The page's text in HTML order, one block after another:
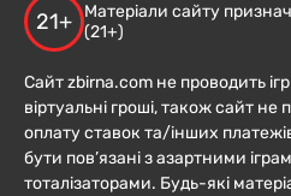
21+
Матеріали сайту
(21+)
Сайт zbirna.com не проводить
віртуальні гроші, також сайт не
оплату ставок та/інших
бути пов’язані з азартними
тоталізаторами. Будь-які